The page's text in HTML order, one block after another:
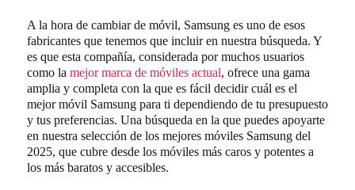
A la hora de cambiar de móvil, Samsung es uno de esos
fabricantes que tenemos que incluir en nuestra búsqueda. Y
es que esta compañía, considerada por muchos usuarios
como la mejor marca de móviles actual, ofrece una gama
amplia y completa con la que es fácil decidir cuál es el
mejor móvil Samsung para ti dependiendo de tu presupuesto
y tus preferencias. Una búsqueda en la que puedes apoyarte
en nuestra selección de los mejores móviles Samsung del
2025, que cubre desde los móviles más caros y potentes a
los más baratos y accesibles.